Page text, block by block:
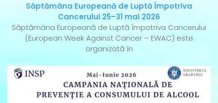
Săptămâna Europeană de Luptă Împotriva
Cancerului 25–31 mai 2026
Săptămâna Europeană de Luptă Împotriva Cancerului
(European Week Against Cancer – EWAC) este
organizată în